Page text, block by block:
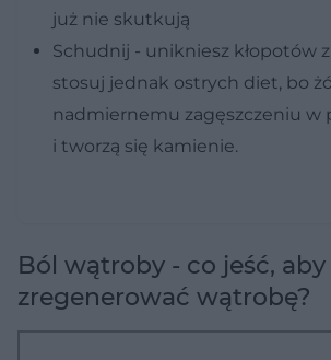
już nie skutkują
Schudnij - unikniesz kłopotów
stosuj jednak ostrych diet, bo
nadmiernemu zagęszczeniu w
i tworzą się kamienie.
Ból wątroby - co jeść, aby
zregenerować wątrobę?